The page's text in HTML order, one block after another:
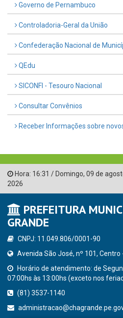
Governo de Pernambuco
Controladoria-Geral da União
Confederação Nacional de
QEdu
SICONFI - Tesouro Nacional
Consultar Convênios
Receber Informações sobre
Hora: 16:31 / Domingo, 09 de
2026
PREFEITURA
GRANDE
CNPJ: 11.049.806/0001-90
Avenida São José, nº 101, Centro
Horário de atendimento: de
07:00hs às 13:00hs (exceto nos
(81) 3537-1140